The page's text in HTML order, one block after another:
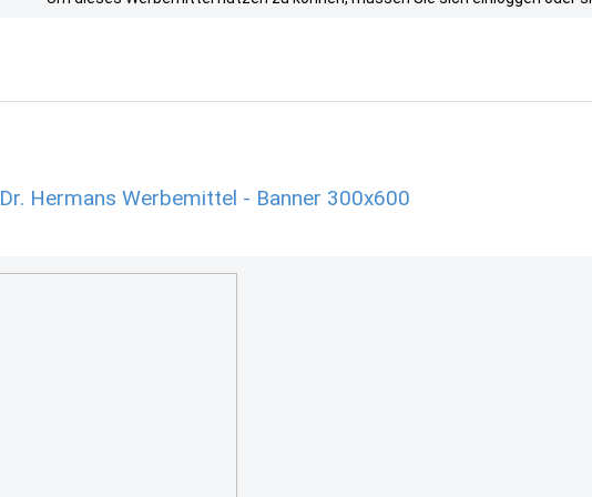
Dr. Hermans Werbemittel - Banner 300x600